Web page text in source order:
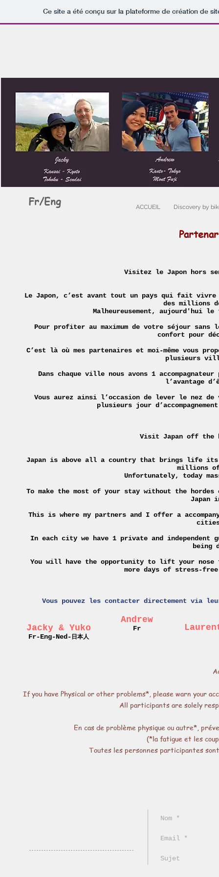
Ce site a été conçu sur la plateforme de création de
Fr/Eng ACCUEIL Discovery by
Visitez le Japon hors
Le Japon, c’est avant tout un pays qui fait
des millions
Malheureusement, aujourd'hui
Pour profiter au maximum de votre séjour
confort pour
C’est là où mes partenaires et moi-même vous
plusieurs
Dans chaque ville nous avons 1
l’avantage
Vous aurez ainsi l’occasion de lever le nez de
plusieurs jour
Visit Japan off the
Japan is above all a country that brings life
millions
Unfortunately, today
To make the most of your stay without the
Japan
This is where my partners and I offer a
In each city we have 1 private and
being
You will have the opportunity to lift your nose
more days of stress-
Vous pouvez les contacter directement via
If you have Physical or other problems*, please warn your
All participants are solely
En cas de problème physique ou autre*,
(*la fatigue et les
Toutes les personnes participantes
Andrew
Fr
Jacky & Yuko
Fr-Eng-Ned- 日本人